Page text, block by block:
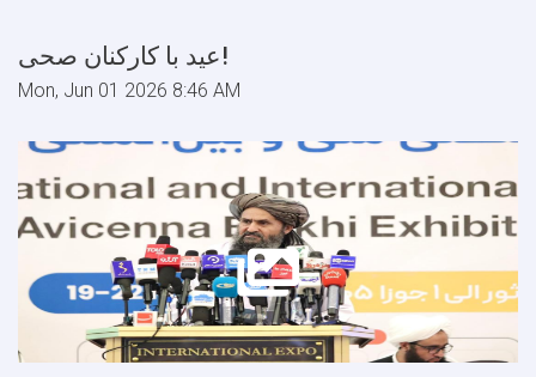
عید با کارکنان صحی!
Mon, Jun 01 2026 8:46 AM